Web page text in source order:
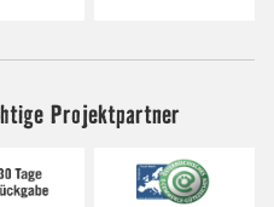
Projektpartner